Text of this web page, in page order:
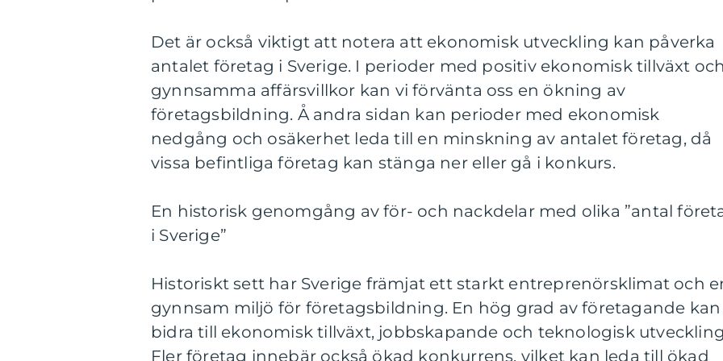
Det är också viktigt att notera att ekonomisk utveckling kan påverka
antalet företag i Sverige. I perioder med positiv ekonomisk tillväxt och
gynnsamma affärsvillkor kan vi förvänta oss en ökning av
företagsbildning. Å andra sidan kan perioder med ekonomisk
nedgång och osäkerhet leda till en minskning av antalet företag, då
vissa befintliga företag kan stänga ner eller gå i konkurs.
En historisk genomgång av för- och nackdelar med olika ”antal
i Sverige”
Historiskt sett har Sverige främjat ett starkt entreprenörsklimat och
gynnsam miljö för företagsbildning. En hög grad av företagande kan
bidra till ekonomisk tillväxt, jobbskapande och teknologisk
Fler företag innebär också ökad konkurrens, vilket kan leda till ökad